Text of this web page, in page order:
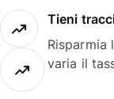
Tieni
Risparmia
varia il